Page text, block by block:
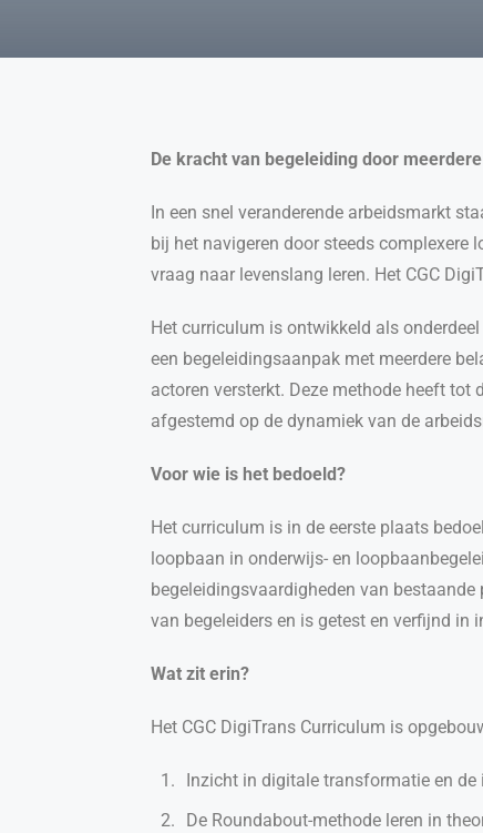
De kracht van begeleiding door
In een snel veranderende arbeidsmarkt
bij het navigeren door steeds
vraag naar levenslang leren. Het CGC
Het curriculum is ontwikkeld als
een begeleidingsaanpak met meerdere
actoren versterkt. Deze methode heeft tot
afgestemd op de dynamiek van de
Voor wie is het bedoeld?
Het curriculum is in de eerste plaats
loopbaan in onderwijs- en
begeleidingsvaardigheden van
van begeleiders en is getest en verfijnd in
Wat zit erin?
Het CGC DigiTrans Curriculum is
Inzicht in digitale transformatie en
De Roundabout-methode leren in